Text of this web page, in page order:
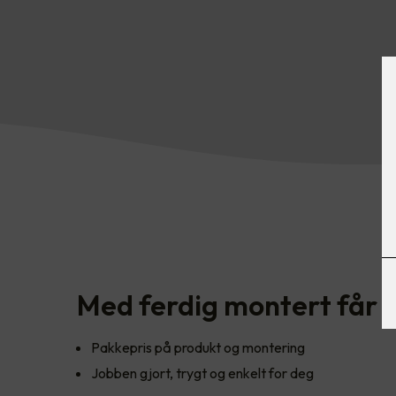
Med ferdig montert får
Pakkepris på produkt og montering
Jobben gjort, trygt og enkelt for deg